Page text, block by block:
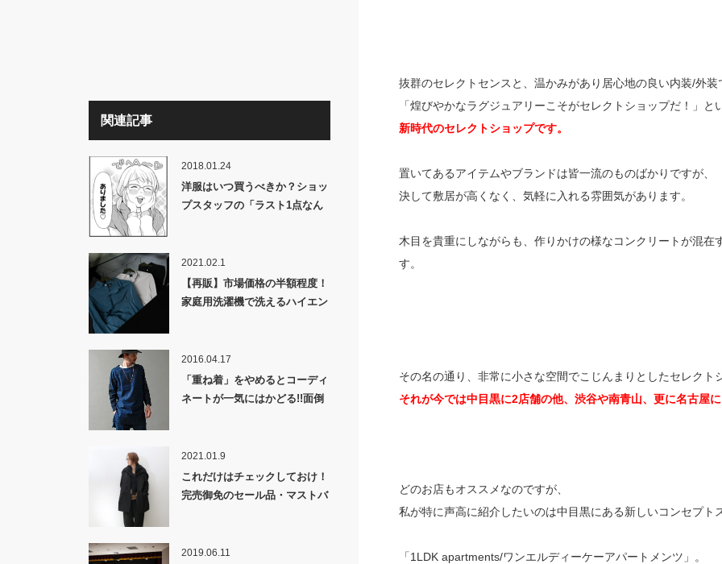
抜群のセレクトセンスと、温かみがあり居心地の良い内装/外装
「煌びやかなラグジュアリーこそがセレクトショップだ！」と
新時代のセレクトショップです。
置いてあるアイテムやブランドは皆一流のものばかりですが、
決して敷居が高くなく、気軽に入れる雰囲気があります。
木目を貴重にしながらも、作りかけの様なコンクリートが混在
す。
その名の通り、非常に小さな空間でこじんまりとしたセレクト
それが今では中目黒に2店舗の他、渋谷や南青山、更に名古屋
どのお店もオススメなのですが、
私が特に声高に紹介したいのは中目黒にある新しいコンセプト
「1LDK apartments/ワンエルディーケーアパートメンツ」。
関連記事
2018.01.24
洋服はいつ買うべきか？ショッ
プスタッフの「ラスト1点なん
2021.02.1
【再販】市場価格の半額程度！
家庭用洗濯機で洗えるハイエン
2016.04.17
「重ね着」をやめるとコーディ
ネートが一気にはかどる!!面倒
2021.01.9
これだけはチェックしておけ！
完売御免のセール品・マストバ
2019.06.11